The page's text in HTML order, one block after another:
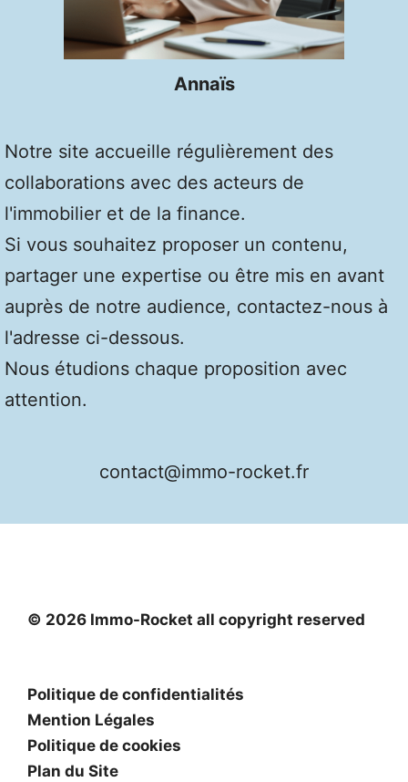
Annaïs
Notre site accueille régulièrement des
collaborations avec des acteurs de
l'immobilier et de la finance.
Si vous souhaitez proposer un contenu,
partager une expertise ou être mis en avant
auprès de notre audience, contactez-nous à
l'adresse ci-dessous.
Nous étudions chaque proposition avec
attention.
contact@immo-rocket.fr
© 2026 Immo-Rocket all copyright reserved
Politique de confidentialités
Mention Légales
Politique de cookies
Plan du Site